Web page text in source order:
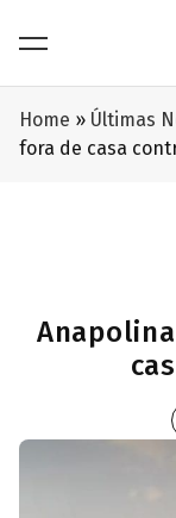
Home » Últimas
fora de casa